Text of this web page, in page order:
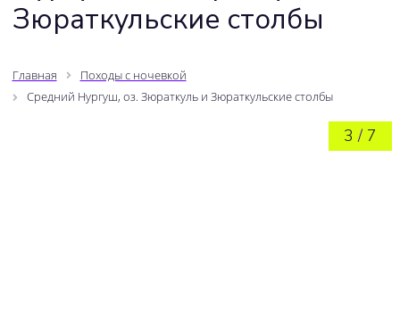
Зюраткульские столбы
Главная
Походы с ночевкой
Средний Нургуш, оз. Зюраткуль и Зюраткульские столбы
3 / 7